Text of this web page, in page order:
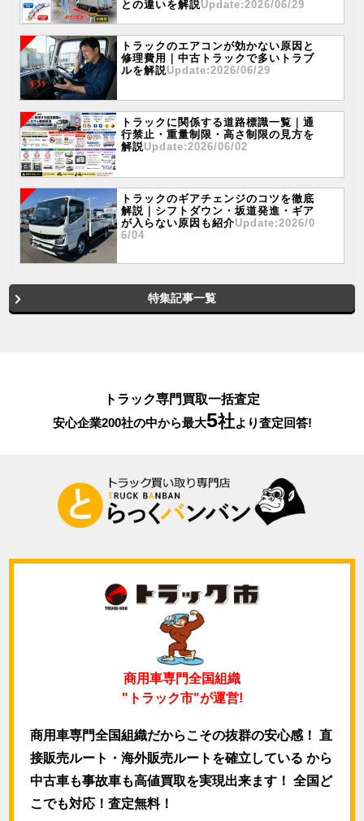
との違いを解説Update:2026/06/29
トラックのエアコンが効かない原因と
修理費用｜中古トラックで多いトラブ
ルを解説Update:2026/06/29
トラックに関係する道路標識一覧｜通
行禁止・重量制限・高さ制限の見方を
解説Update:2026/06/02
トラックのギアチェンジのコツを徹底
解説｜シフトダウン・坂道発進・ギア
が入らない原因も紹介Update:2026/0
6/04
特集記事一覧
トラック専門買取一括査定
安心企業200社の中から最大5社より査定回答!
商用車専門全国組織
"トラック市"が運営!
商用車専門全国組織だからこその抜群の安心感！ 直
接販売ルート・海外販売ルートを確立している から
中古車も事故車も高値買取を実現出来ます！ 全国ど
こでも対応！査定無料！